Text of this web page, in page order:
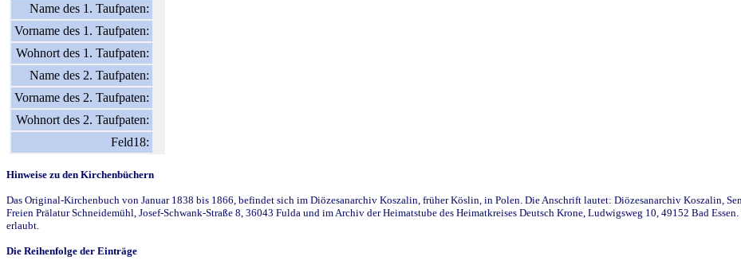
Name des 1. Taufpaten:
Vorname des 1. Taufpaten:
Wohnort des 1. Taufpaten:
Name des 2. Taufpaten:
Vorname des 2. Taufpaten:
Wohnort des 2. Taufpaten:
Feld18:
Hinweise zu den Kirchenbüchern
Das Original-Kirchenbuch von Januar 1838 bis 1866, befindet sich im Diözesanarchiv Koszalin, früher Köslin, in Polen. Die Anschrift lautet: Diözesanarchiv Koszalin,
Freien Prälatur Schneidemühl, Josef-Schwank-Straße 8, 36043 Fulda und im Archiv der Heimatstube des Heimatkreises Deutsch Krone, Ludwigsweg 10, 49152 Bad
erlaubt.
Die Reihenfolge der Einträge